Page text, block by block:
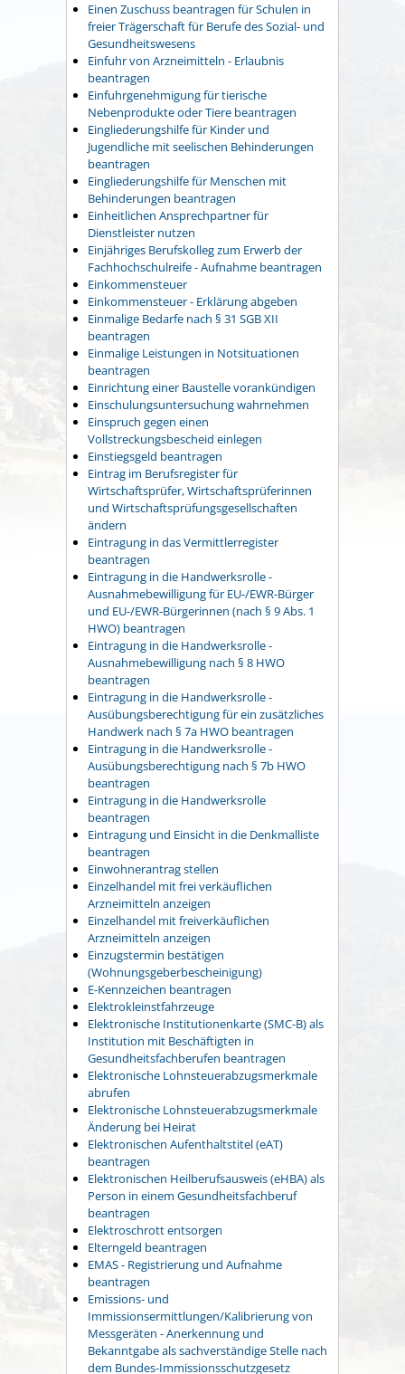
Einen Zuschuss beantragen für Schulen in
freier Trägerschaft für Berufe des Sozial- und
Gesundheitswesens
Einfuhr von Arzneimitteln - Erlaubnis
beantragen
Einfuhrgenehmigung für tierische
Nebenprodukte oder Tiere beantragen
Eingliederungshilfe für Kinder und
Jugendliche mit seelischen Behinderungen
beantragen
Eingliederungshilfe für Menschen mit
Behinderungen beantragen
Einheitlichen Ansprechpartner für
Dienstleister nutzen
Einjähriges Berufskolleg zum Erwerb der
Fachhochschulreife - Aufnahme beantragen
Einkommensteuer
Einkommensteuer - Erklärung abgeben
Einmalige Bedarfe nach § 31 SGB XII
beantragen
Einmalige Leistungen in Notsituationen
beantragen
Einrichtung einer Baustelle vorankündigen
Einschulungsuntersuchung wahrnehmen
Einspruch gegen einen
Vollstreckungsbescheid einlegen
Einstiegsgeld beantragen
Eintrag im Berufsregister für
Wirtschaftsprüfer, Wirtschaftsprüferinnen
und Wirtschaftsprüfungsgesellschaften
ändern
Eintragung in das Vermittlerregister
beantragen
Eintragung in die Handwerksrolle -
Ausnahmebewilligung für EU-/EWR-Bürger
und EU-/EWR-Bürgerinnen (nach § 9 Abs. 1
HWO) beantragen
Eintragung in die Handwerksrolle -
Ausnahmebewilligung nach § 8 HWO
beantragen
Eintragung in die Handwerksrolle -
Ausübungsberechtigung für ein zusätzliches
Handwerk nach § 7a HWO beantragen
Eintragung in die Handwerksrolle -
Ausübungsberechtigung nach § 7b HWO
beantragen
Eintragung in die Handwerksrolle
beantragen
Eintragung und Einsicht in die Denkmalliste
beantragen
Einwohnerantrag stellen
Einzelhandel mit frei verkäuflichen
Arzneimitteln anzeigen
Einzelhandel mit freiverkäuflichen
Arzneimitteln anzeigen
Einzugstermin bestätigen
(Wohnungsgeberbescheinigung)
E-Kennzeichen beantragen
Elektrokleinstfahrzeuge
Elektronische Institutionenkarte (SMC-B) als
Institution mit Beschäftigten in
Gesundheitsfachberufen beantragen
Elektronische Lohnsteuerabzugsmerkmale
abrufen
Elektronische Lohnsteuerabzugsmerkmale
Änderung bei Heirat
Elektronischen Aufenthaltstitel (eAT)
beantragen
Elektronischen Heilberufsausweis (eHBA) als
Person in einem Gesundheitsfachberuf
beantragen
Elektroschrott entsorgen
Elterngeld beantragen
EMAS - Registrierung und Aufnahme
beantragen
Emissions- und
Immissionsermittlungen/Kalibrierung von
Messgeräten - Anerkennung und
Bekanntgabe als sachverständige Stelle nach
dem Bundes-Immissionsschutzgesetz